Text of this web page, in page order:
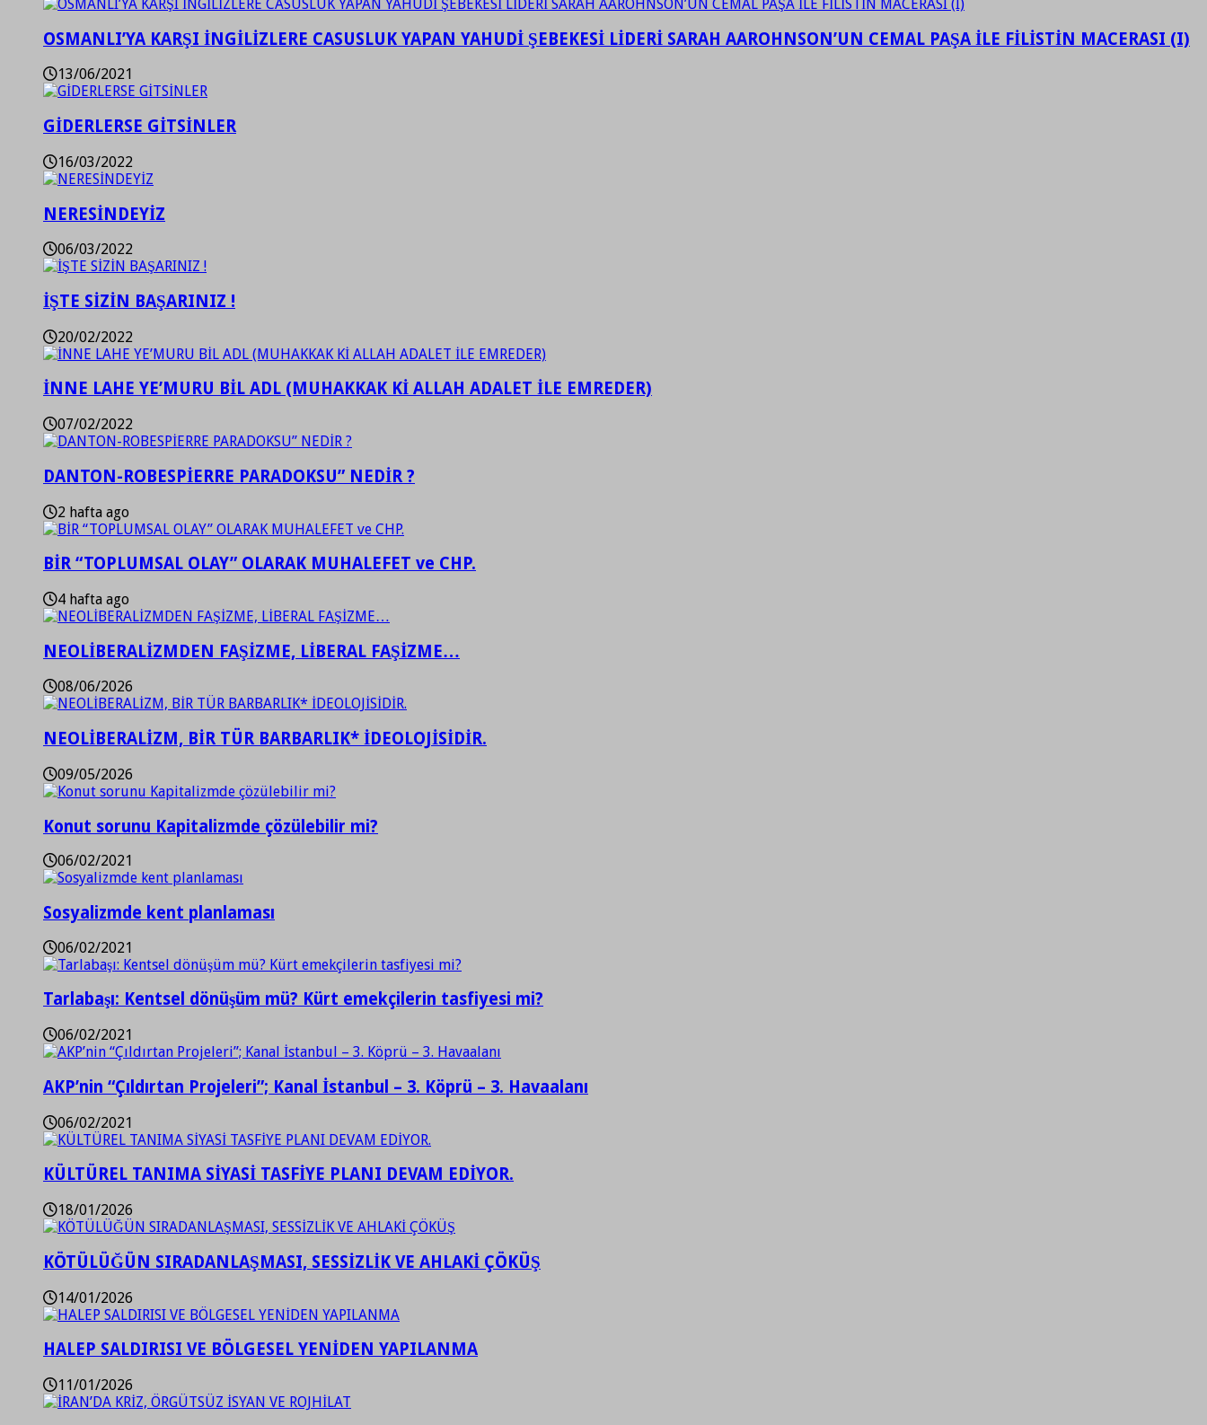
OSMANLI’YA KARŞI İNGİLİZLERE CASUSLUK YAPAN YAHUDİ ŞEBEKESİ LİDERİ SARAH AAROHNSON’UN CEMAL PAŞA İLE FİLİSTİN MACERASI (I)
13/06/2021
GİDERLERSE GİTSİNLER
16/03/2022
NERESİNDEYİZ
06/03/2022
İŞTE SİZİN BAŞARINIZ !
20/02/2022
İNNE LAHE YE’MURU BİL ADL (MUHAKKAK Kİ ALLAH ADALET İLE EMREDER)
07/02/2022
DANTON-ROBESPİERRE PARADOKSU” NEDİR ?
2 hafta ago
BİR “TOPLUMSAL OLAY” OLARAK MUHALEFET ve CHP.
4 hafta ago
NEOLİBERALİZMDEN FAŞİZME, LİBERAL FAŞİZME…
08/06/2026
NEOLİBERALİZM, BİR TÜR BARBARLIK* İDEOLOJİSİDİR.
09/05/2026
Konut sorunu Kapitalizmde çözülebilir mi?
06/02/2021
Sosyalizmde kent planlaması
06/02/2021
Tarlabaşı: Kentsel dönüşüm mü? Kürt emekçilerin tasfiyesi mi?
06/02/2021
AKP’nin “Çıldırtan Projeleri”; Kanal İstanbul – 3. Köprü – 3. Havaalanı
06/02/2021
KÜLTÜREL TANIMA SİYASİ TASFİYE PLANI DEVAM EDİYOR.
18/01/2026
KÖTÜLÜĞÜN SIRADANLAŞMASI, SESSİZLİK VE AHLAKİ ÇÖKÜŞ
14/01/2026
HALEP SALDIRISI VE BÖLGESEL YENİDEN YAPILANMA
11/01/2026